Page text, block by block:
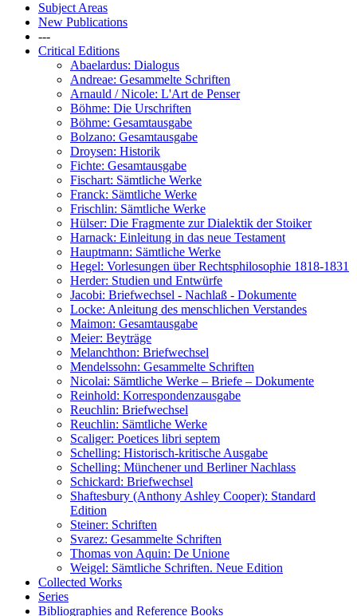
Subject Areas
New Publications
---
Critical Editions
Abaelardus: Dialogus
Andreae: Gesammelte Schriften
Arnauld / Nicole: L'Art de Penser
Böhme: Die Urschriften
Böhme: Gesamtausgabe
Bolzano: Gesamtausgabe
Droysen: Historik
Fichte: Gesamtausgabe
Fischart: Sämtliche Werke
Franck: Sämtliche Werke
Frischlin: Sämtliche Werke
Hülser: Die Fragmente zur Dialektik der Stoiker
Harnack: Einleitung in das neue Testament
Hauptmann: Sämtliche Werke
Hegel: Vorlesungen über Rechtsphilosophie 1818-1831
Herder: Studien und Entwürfe
Jacobi: Briefwechsel - Nachlaß - Dokumente
Locke: Anleitung des menschlichen Verstandes
Maimon: Gesamtausgabe
Meier: Beyträge
Melanchthon: Briefwechsel
Mendelssohn: Gesammelte Schriften
Nicolai: Sämtliche Werke – Briefe – Dokumente
Reinhold: Korrespondenzausgabe
Reuchlin: Briefwechsel
Reuchlin: Sämtliche Werke
Scaliger: Poetices libri septem
Schelling: Historisch-kritische Ausgabe
Schelling: Münchener und Berliner Nachlass
Schickard: Briefwechsel
Shaftesbury (Anthony Ashley Cooper): Standard
Edition
Steiner: Schriften
Svarez: Gesammelte Schriften
Thomas von Aquin: De Unione
Weigel: Sämtliche Schriften. Neue Edition
Collected Works
Series
Bibliographies and Reference Books